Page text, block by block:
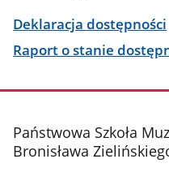
Deklaracja dostępności
Raport o stanie
stopka
Państwowa Szkoła
Bronisława